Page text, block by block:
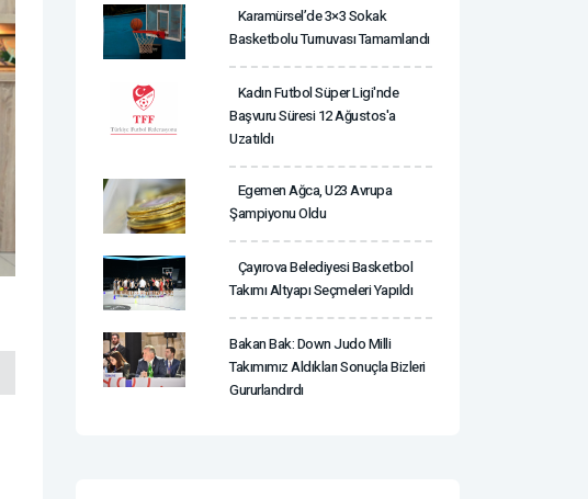
Karamürsel’de 3×3 Sokak
Basketbolu Turnuvası Tamamlandı
Kadın Futbol Süper Ligi'nde
Başvuru Süresi 12 Ağustos'a
Uzatıldı
Egemen Ağca, U23 Avrupa
Şampiyonu Oldu
Çayırova Belediyesi Basketbol
Takımı Altyapı Seçmeleri Yapıldı
Bakan Bak: Down Judo Milli
Takımımız Aldıkları Sonuçla Bizleri
Gururlandırdı